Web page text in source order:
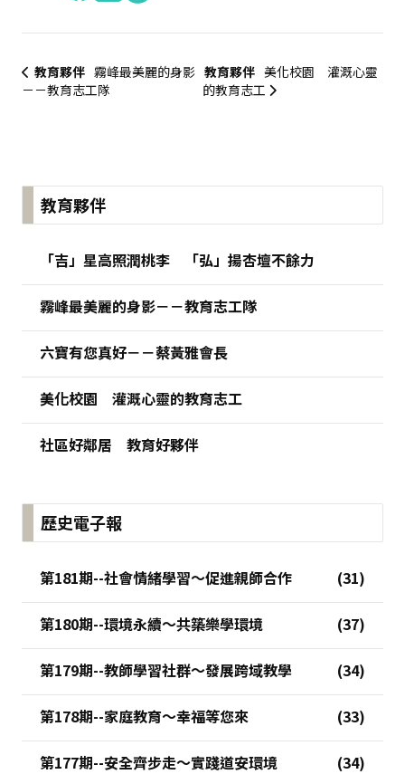
教育夥伴 霧峰最美麗的身影
－－教育志工隊
教育夥伴 美化校園 灌溉心靈
的教育志工
:::教育夥伴
「吉」星高照潤桃李 「弘」揚杏壇不餘力
霧峰最美麗的身影－－教育志工隊
六寶有您真好－－蔡黃雅會長
美化校園 灌溉心靈的教育志工
社區好鄰居 教育好夥伴
歷史電子報
第181期--社會情緒學習～促進親師合作
第180期--環境永續～共築樂學環境
第179期--教師學習社群～發展跨域教學
第178期--家庭教育～幸福等您來
第177期--安全齊步走～實踐道安環境